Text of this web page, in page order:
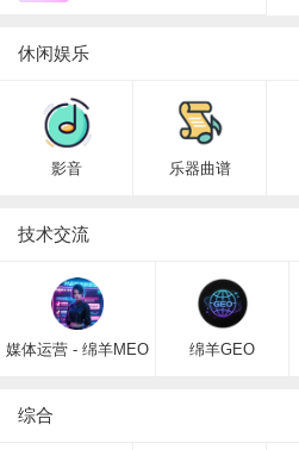
休闲娱乐
影音 乐器曲谱
技术交流
媒体运营 - 绵羊MEO 绵羊GEO
综合